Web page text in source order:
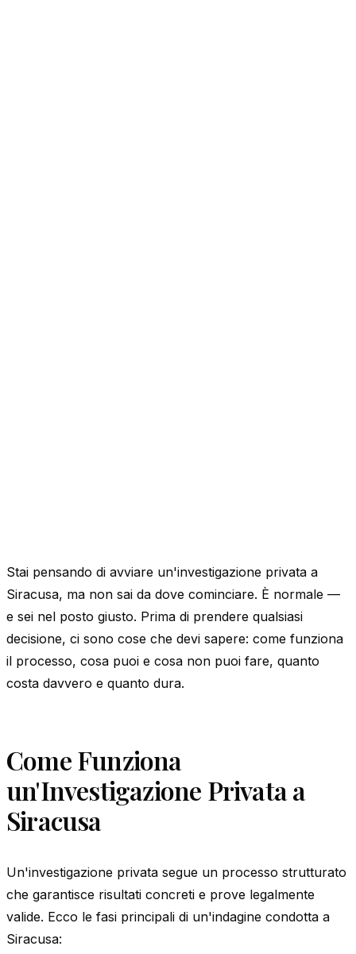
Stai pensando di avviare un'investigazione privata a
Siracusa, ma non sai da dove cominciare. È normale —
e sei nel posto giusto. Prima di prendere qualsiasi
decisione, ci sono cose che devi sapere: come funziona
il processo, cosa puoi e cosa non puoi fare, quanto
costa davvero e quanto dura.
Come Funziona
un'Investigazione Privata a
Siracusa
Un'investigazione privata segue un processo strutturato
che garantisce risultati concreti e prove legalmente
valide. Ecco le fasi principali di un'indagine condotta a
Siracusa: